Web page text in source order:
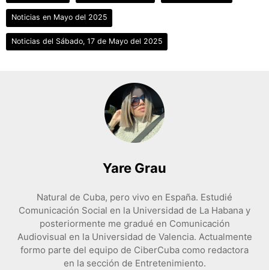
Noticias en Mayo del 2025
Noticias del Sábado, 17 de Mayo del 2025
Yare Grau
Natural de Cuba, pero vivo en España. Estudié
Comunicación Social en la Universidad de La Habana y
posteriormente me gradué en Comunicación
Audiovisual en la Universidad de Valencia. Actualmente
formo parte del equipo de CiberCuba como redactora
en la sección de Entretenimiento.